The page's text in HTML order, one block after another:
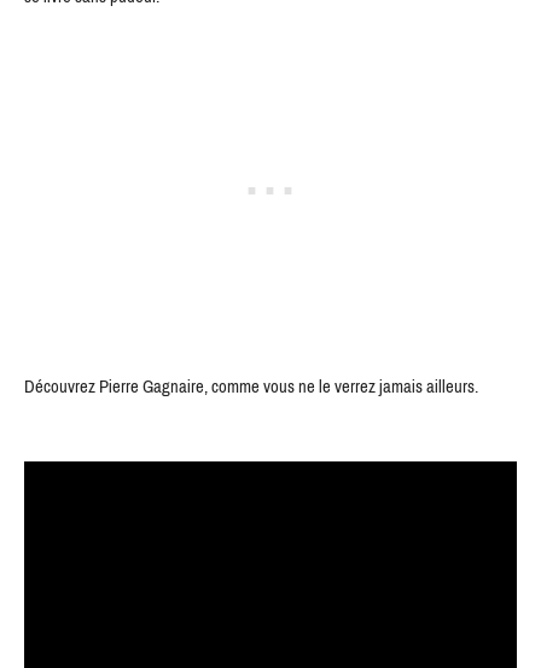
Découvrez Pierre Gagnaire, comme vous ne le verrez jamais ailleurs.